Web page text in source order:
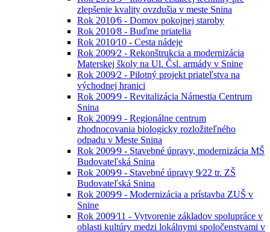
zlepšenie kvality ovzdušia v meste Snina
Rok 2010⁄6 - Domov pokojnej staroby
Rok 2010⁄8 - Buďme priatelia
Rok 2010⁄10 - Cesta nádeje
Rok 2009⁄2 - Rekonštrukcia a modernizácia
Materskej školy na Ul. Čsl. armády v Snine
Rok 2009⁄2 - Pilotný projekt priateľstva na
východnej hranici
Rok 2009⁄9 - Revitalizácia Námestia Centrum
Snina
Rok 2009⁄9 - Regionálne centrum
zhodnocovania biologicky rozložiteľného
odpadu v Meste Snina
Rok 2009⁄9 - Stavebné úpravy, modernizácia MŠ
Budovateľská Snina
Rok 2009⁄9 - Stavebné úpravy 9⁄22 tr. ZŠ
Budovateľská Snina
Rok 2009⁄9 - Modernizácia a prístavba ZUŠ v
Snine
Rok 2009⁄11 - Vytvorenie základov spolupráce v
oblasti kultúry medzi lokálnymi spoločenstvami v